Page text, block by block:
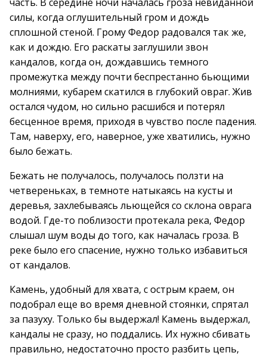
силы, когда оглушительный гром и дождь
сплошной стеной. Грому Федор радовался так же,
как и дождю. Его раскаты заглушили звон
кандалов, когда он, дождавшись темного
промежутка между почти беспрестанно бьющими
молниями, кубарем скатился в глубокий овраг. Жив
остался чудом, но сильно расшибся и потерял
бесценное время, приходя в чувство после падения.
Там, наверху, его, наверное, уже хватились, нужно
было бежать.
Бежать не получалось, получалось ползти на
четвереньках, в темноте натыкаясь на кусты и
деревья, захлебываясь льющейся со склона оврага
водой. Где-то поблизости протекала река, Федор
слышал шум воды до того, как началась гроза. В
реке было его спасение, нужно только избавиться
от кандалов.
Камень, удобный для хвата, с острым краем, он
подобрал еще во время дневной стоянки, спрятал
за пазуху. Только бы выдержал! Камень выдержал,
кандалы не сразу, но поддались. Их нужно сбивать
правильно, недостаточно просто разбить цепь,